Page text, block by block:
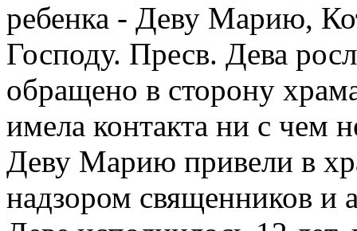
ребенка - Деву Марию,
Господу. Пресв. Дева
обращено в сторону
имела контакта ни с чем
Деву Марию привели в
надзором священников и